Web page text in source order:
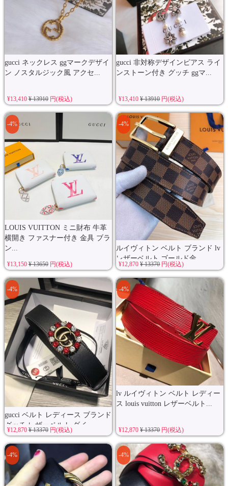
gucci ネックレス ggマークデザイ
ン ノスタルジック風 アクセ...
¥13,410 ¥ 13910円(税込)
gucci 非対称デザインピアス ライ
ンストーン付き グッチ ggマ...
¥13,410¥ 13910円(税込)
LOUIS VUITTON ミニ財布 牛革
横開き ファスナー付き 金具 ブラ
ン...
-4%
¥13,150 ¥ 13650円(税込)
ルイヴィトン ベルト ブランド lv
レザーベルト ゴールド金...
-4%
¥12,870¥ 13370円(税込)
gucci ベルト レディース ブランド
グッチ レザーベルト ダイ...
-4%
¥12,870 ¥ 13370円(税込)
lv ルイヴィトン ベルト レディー
ス louis vuitton レザーベルト...
-4%
¥12,870¥ 13370円(税込)
-4% -4%